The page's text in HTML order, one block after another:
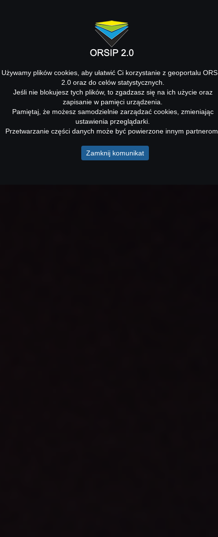
Używamy plików cookies, aby ułatwić Ci korzystanie z geoportalu
2.0 oraz do celów statystycznych.
Jeśli nie blokujesz tych plików, to zgadzasz się na ich użycie oraz
zapisanie w pamięci urządzenia.
Pamiętaj, że możesz samodzielnie zarządzać cookies, zmieniając
ustawienia przeglądarki.
Przetwarzanie części danych może być powierzone innym
Zamknij komunikat